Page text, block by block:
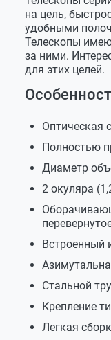
на цель,
удобными
Телескопы
за ними.
для этих целей.
Оптическая
Полностью
Диаметр
2 окуляра
Встроенный
Стальной
Крепление
Легкая
Диаметр
Фокусное
Относительное
Макс. полезное
Окуляр 1
Окуляр 2
Призма
Искатель
Штатив
Программное
Окуляры - 2
Штатив с
Диск с